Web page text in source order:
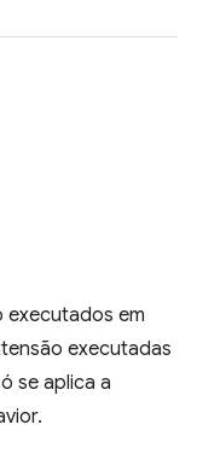
em
executadas
se aplica a